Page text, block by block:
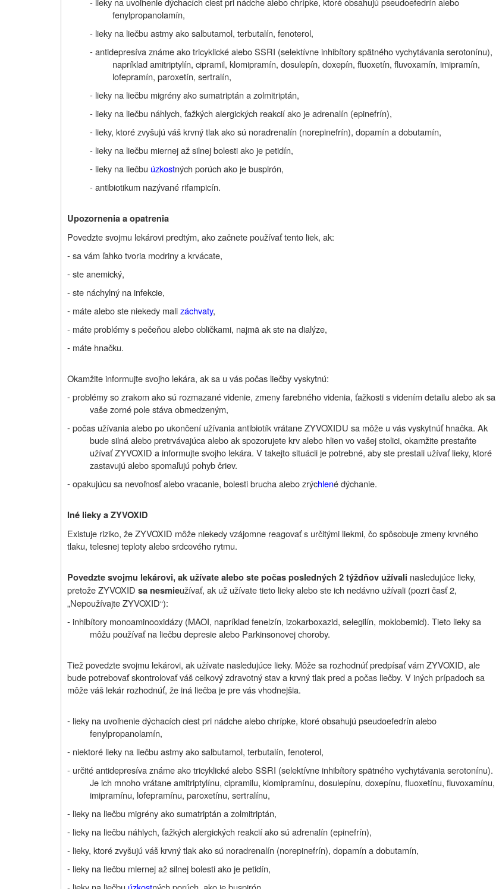
fenylpropanolamín,
- lieky na liečbu astmy ako salbutamol, terbutalín, fenoterol,
- antidepresíva známe ako tricyklické alebo SSRI (selektívne inhibítory spätného vychytávania serotonínu),
napríklad amitriptylín, cipramil, klomipramín, dosulepín, doxepín, fluoxetín, fluvoxamín, imipramín,
lofepramín, paroxetín, sertralín,
- lieky na liečbu migrény ako sumatriptán a zolmitriptán,
- lieky na liečbu náhlych, ťažkých alergických reakcií ako je adrenalín (epinefrín),
- lieky, ktoré zvyšujú váš krvný tlak ako sú noradrenalín (norepinefrín), dopamín a dobutamín,
- lieky na liečbu miernej až silnej bolesti ako je petidín,
- lieky na liečbu úzkostných porúch ako je buspirón,
- antibiotikum nazývané rifampicín.
Upozornenia a opatrenia
Povedzte svojmu lekárovi predtým, ako začnete používať tento liek, ak:
- sa vám ľahko tvoria modriny a krvácate,
- ste anemický,
- ste náchylný na infekcie,
- máte alebo ste niekedy malizáchvaty,
- máte problémy s pečeňou alebo obličkami, najmä ak ste na dialýze,
- máte hnačku.
Okamžite informujte svojho lekára, ak sa u vás počas liečby vyskytnú:
- problémy so zrakom ako sú rozmazané videnie, zmeny farebného videnia, ťažkosti s videním detailu alebo ak sa
vaše zorné pole stáva obmedzeným,
- počas užívania alebo po ukončení užívania antibiotík vrátane ZYVOXIDU sa môže u vás vyskytnúť hnačka. Ak
bude silná alebo pretrvávajúca alebo ak spozorujete krv alebo hlien vo vašej stolici, okamžite prestaňte
užívať ZYVOXID a informujte svojho lekára. V takejto situácii je potrebné, aby ste prestali užívať lieky, ktoré
zastavujú alebo spomaľujú pohyb čriev.
- opakujúcu sa nevoľnosť alebo vracanie, bolesti brucha alebo zrýchlené dýchanie.
Iné lieky a ZYVOXID
Existuje riziko, že ZYVOXID môže niekedy vzájomne reagovať s určitými liekmi, čo spôsobuje zmeny krvného
tlaku, telesnej teploty alebo srdcového rytmu.
Povedzte svojmu lekárovi, ak užívate alebo ste počas posledných 2 týždňov užívali nasledujúce lieky,
pretože ZYVOXID sa nesmieužívať, ak už užívate tieto lieky alebo ste ich nedávno užívali (pozri časť 2,
„Nepoužívajte ZYVOXID“):
- inhibítory monoaminooxidázy (MAOI, napríklad fenelzín, izokarboxazid, selegilín, moklobemid). Tieto lieky sa
môžu používať na liečbu depresie alebo Parkinsonovej choroby.
Tiež povedzte svojmu lekárovi, ak užívate nasledujúce lieky. Môže sa rozhodnúť predpísať vám ZYVOXID, ale
bude potrebovať skontrolovať váš celkový zdravotný stav a krvný tlak pred a počas liečby. V iných prípadoch sa
môže váš lekár rozhodnúť, že iná liečba je pre vás vhodnejšia.
- lieky na uvoľnenie dýchacích ciest pri nádche alebo chrípke, ktoré obsahujú pseudoefedrín alebo
fenylpropanolamín,
- niektoré lieky na liečbu astmy ako salbutamol, terbutalín, fenoterol,
- určité antidepresíva známe ako tricyklické alebo SSRI (selektívne inhibítory spätného vychytávania serotonínu).
Je ich mnoho vrátane amitriptylínu, cipramilu, klomipramínu, dosulepínu, doxepínu, fluoxetínu, fluvoxamínu,
imipramínu, lofepramínu, paroxetínu, sertralínu,
- lieky na liečbu migrény ako sumatriptán a zolmitriptán,
- lieky na liečbu náhlych, ťažkých alergických reakcií ako sú adrenalín (epinefrín),
- lieky, ktoré zvyšujú váš krvný tlak ako sú noradrenalín (norepinefrín), dopamín a dobutamín,
- lieky na liečbu miernej až silnej bolesti ako je petidín,